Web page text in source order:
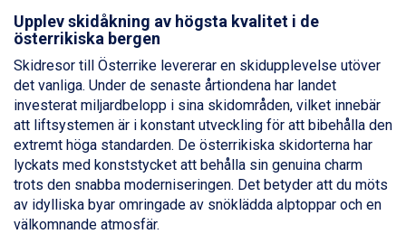
Sestriere från 6.945 kr.
Wagrain från 7.095 kr.
Fieberbrunn från 9.645 kr.
Ischgl från 11.295 kr.
Val Thorens från 8.395 kr.
St. Anton från 11.245 kr.
Zell am See från 6.295 kr.
Canazei från 7.195 kr.
Livigno från 5.595 kr.
Ponte di Legno från 7.395 kr.
Sauze dOulx från 6.145 kr.
Upplev skidåkning av högsta kvalitet i de
österrikiska bergen
Skidresor till Österrike levererar en skidupplevelse utöver
det vanliga. Under de senaste årtiondena har landet
investerat miljardbelopp i sina skidområden, vilket innebär
att liftsystemen är i konstant utveckling för att bibehålla den
extremt höga standarden. De österrikiska skidorterna har
lyckats med konststycket att behålla sin genuina charm
trots den snabba moderniseringen. Det betyder att du möts
av idylliska byar omringade av snöklädda alptoppar och en
välkomnande atmosfär.